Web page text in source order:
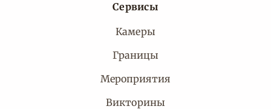
Сервисы
Камеры
Границы
Мероприятия
Викторины